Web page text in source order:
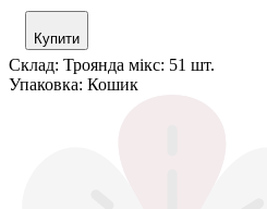
Купити
Склад: Троянда мікс: 51 шт.
Упаковка: Кошик